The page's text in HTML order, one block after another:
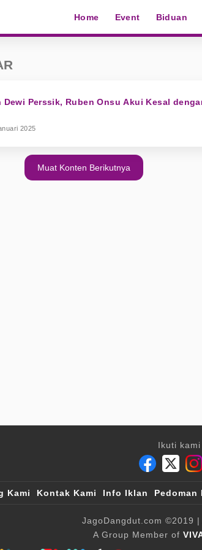
Home Event Biduan
Dewi Perssik, Ruben Onsu Akui Kesal
2025
Muat Konten Berikutnya
Ikuti
Kami Kontak Kami Info Iklan Pedoman
JagoDangdut.com ©2019 |
A Group Member of